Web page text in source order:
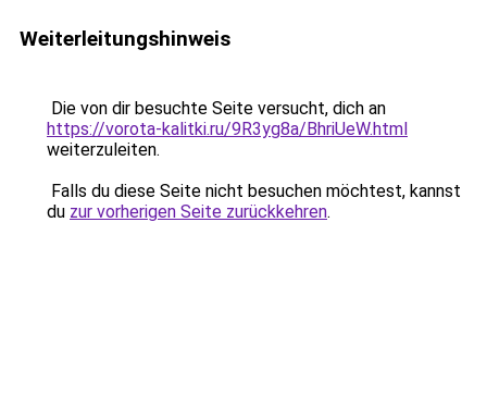
Weiterleitungshinweis
Die von dir besuchte Seite versucht, dich an
https://vorota-kalitki.ru/9R3yg8a/BhriUeW.html
weiterzuleiten.
Falls du diese Seite nicht besuchen möchtest, kannst
du zur vorherigen Seite zurückkehren.